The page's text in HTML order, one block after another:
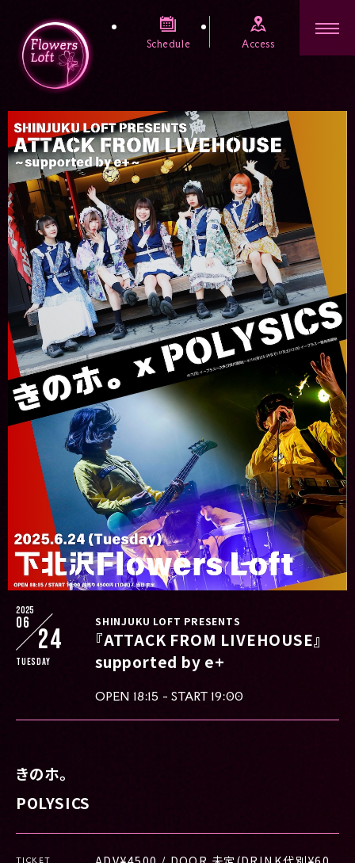
Schedule Access
2025
06
24
Tuesday
SHINJUKU LOFT PRESENTS
『ATTACK FROM LIVEHOUSE』
supported by e+
OPEN 18:15 - START 19:00
きのホ。
POLYSICS
TICKET